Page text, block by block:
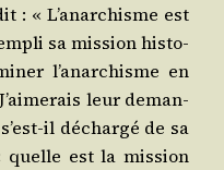
: « L’anarchisme est
sa mis­sion his­to­
l’anarchisme en
leur deman­
il déchar­gé de sa
quelle est la mis­sion